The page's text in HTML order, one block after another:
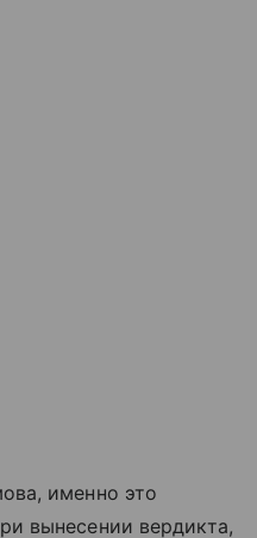
именно это
вынесении вердикта,